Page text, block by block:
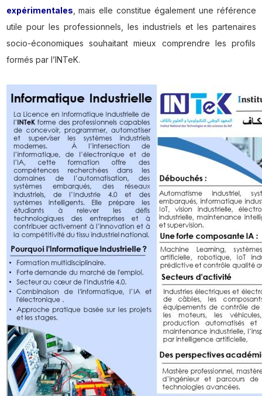
expérimentales , mais elle constitue également une référence
utile pour les professionnels, les industriels et les partenaires
socio-économiques souhaitant mieux comprendre les profils
formés par l’INTeK.